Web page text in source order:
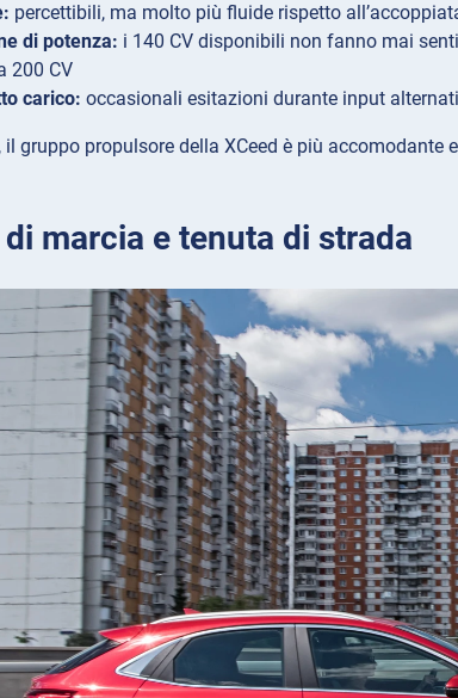
percettibili, ma molto più fluide rispetto
di potenza: i 140 CV disponibili non fanno mai
200 CV
carico: occasionali esitazioni durante input
il gruppo propulsore della XCeed è più
marcia e tenuta di strada